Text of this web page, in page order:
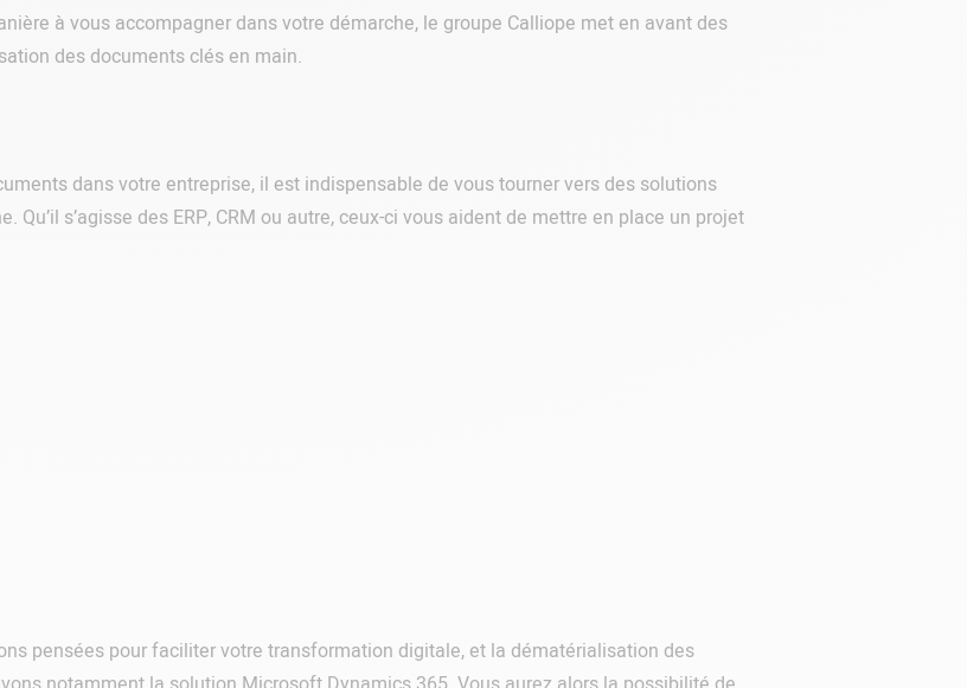
à vous accompagner dans votre démarche, le groupe Calliope met en avant des
des documents clés en main.
dans votre entreprise, il est indispensable de vous tourner vers des solutions
s’agisse des ERP, CRM ou autre, ceux-ci vous aident de mettre en place un projet
pensées pour faciliter votre transformation digitale, et la dématérialisation des